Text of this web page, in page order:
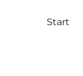
Start